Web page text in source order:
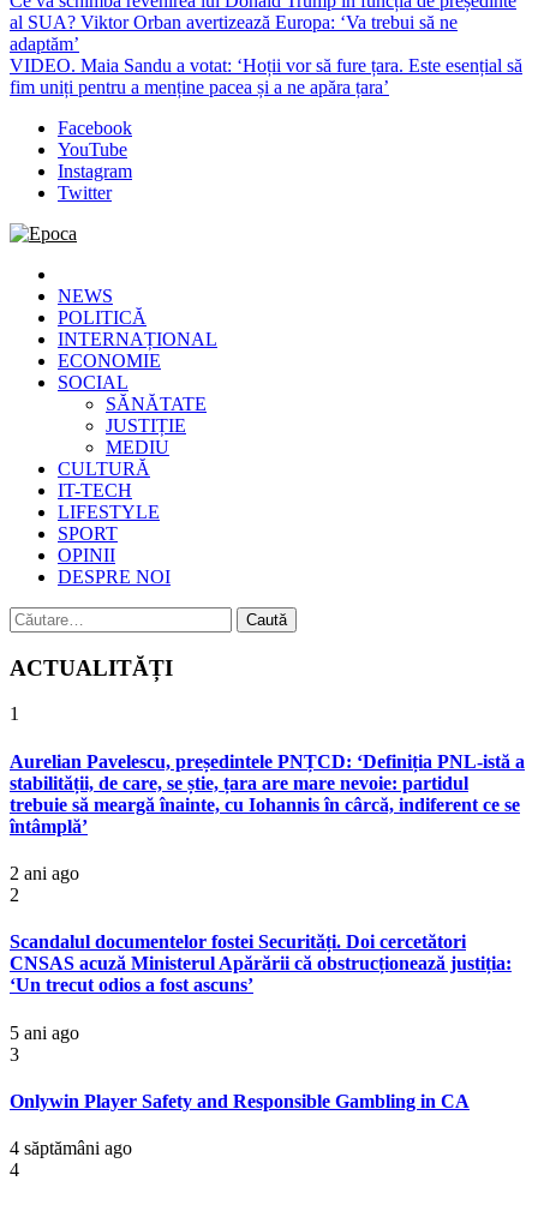
al SUA? Viktor Orban avertizează Europa: ‘Va trebui să ne
adaptăm’
VIDEO. Maia Sandu a votat: ‘Hoții vor să fure țara. Este esențial să
fim uniți pentru a menține pacea și a ne apăra țara’
Facebook
YouTube
Instagram
Twitter
Epoca
Cele mai noi știri online din România
NEWS
POLITICĂ
INTERNAȚIONAL
ECONOMIE
SOCIAL
SĂNĂTATE
JUSTIȚIE
MEDIU
CULTURĂ
IT-TECH
LIFESTYLE
SPORT
OPINII
DESPRE NOI
Caută
după:
ACTUALITĂȚI
1
Aurelian Pavelescu, președintele PNȚCD: ‘Definiția PNL-istă a
stabilității, de care, se știe, țara are mare nevoie: partidul
trebuie să meargă înainte, cu Iohannis în cârcă, indiferent ce se
întâmplă’
2 ani ago
2
Scandalul documentelor fostei Securități. Doi cercetători
CNSAS acuză Ministerul Apărării că obstrucționează justiția:
‘Un trecut odios a fost ascuns’
5 ani ago
3
Onlywin Player Safety and Responsible Gambling in CA
4 săptămâni ago
4